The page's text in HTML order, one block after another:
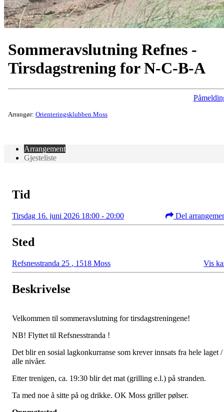
Sommeravslutning Refnes -
Tirsdagstrening for N-C-B-A
Arrangør: Orienteringsklubben Moss
Arrangement
Gjesteliste
Tid
Tirsdag 16. juni 2026 18:00 - 20:00 Del
Sted
Refsnesstranda 25 , 1518 Moss Vis
Beskrivelse
Velkommen til sommeravslutning for tirsdagstreningene!
NB! Flyttet til Refsnesstranda !
Det blir en sosial lagkonkurranse som krever innsats fra hele laget /
alle nivåer.
Etter trenigen, ca. 19:30 blir det mat (grilling e.l.) på stranden.
Ta med noe å sitte på og drikke. OK Moss griller pølser.